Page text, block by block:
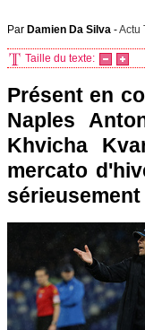
Par Damien Da Silva -Actu
Taille du texte:
Présent en
Naples
Khvicha
mercato